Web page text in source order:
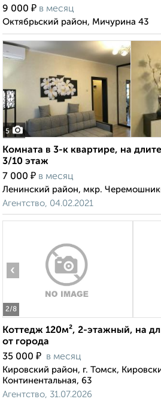
9 000 ₽ в месяц
Октябрьский район, Мичурина 43
5
Комната в 3-к квартире, на
3/10 этаж
7 000 ₽ в месяц
Ленинский район, мкр.
Агентство, 04.02.2021
2/8
‹
Коттедж 120м², 2-этажный, на
от города
35 000 ₽ в месяц
Кировский район, г. Томск,
Континентальная, 63
Агентство, 31.07.2026